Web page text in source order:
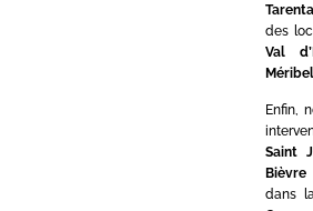
des
Val
Méribel
Enfin,
Saint
Bièvre
dans